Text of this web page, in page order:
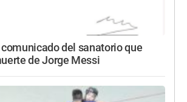
del sanatorio que
de Jorge Messi